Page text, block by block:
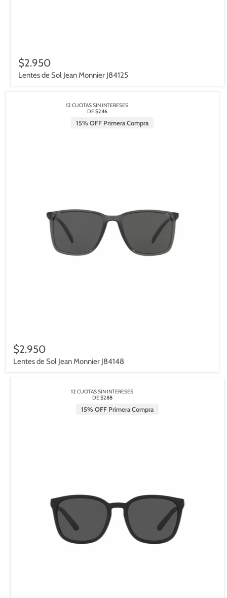
$2.950
Lentes de Sol Jean Monnier J84125
12 CUOTAS SIN INTERESES
DE$246
15% OFF Primera Compra
$2.950
Lentes de Sol Jean Monnier J84148
12 CUOTAS SIN INTERESES
DE$288
15% OFF Primera Compra